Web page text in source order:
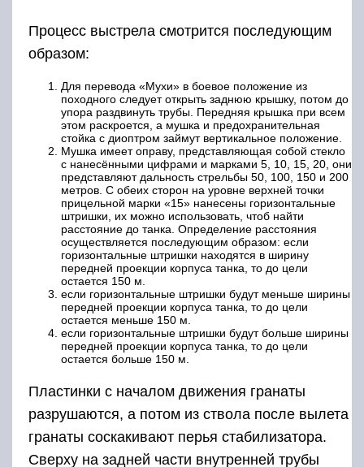
Процесс выстрела смотрится последующим
образом:
Для перевода «Мухи» в боевое положение из
походного следует открыть заднюю крышку, потом до
упора раздвинуть трубы. Передняя крышка при всем
этом раскроется, а мушка и предохранительная
стойка с диоптром займут вертикальное положение.
Мушка имеет оправу, представляющая собой стекло
с нанесёнными цифрами и марками 5, 10, 15, 20, они
представляют дальность стрельбы 50, 100, 150 и 200
метров. С обеих сторон на уровне верхней точки
прицельной марки «15» нанесены горизонтальные
штришки, их можно использовать, чтоб найти
расстояние до танка. Определение расстояния
осуществляется последующим образом: если
горизонтальные штришки находятся в ширину
передней проекции корпуса танка, то до цели
остается 150 м.
если горизонтальные штришки будут меньше ширины
передней проекции корпуса танка, то до цели
остается меньше 150 м.
если горизонтальные штришки будут больше ширины
передней проекции корпуса танка, то до цели
остается больше 150 м.
Пластинки с началом движения гранаты
разрушаются, а потом из ствола после вылета
гранаты соскакивают перья стабилизатора.
Сверху на задней части внутренней трубы